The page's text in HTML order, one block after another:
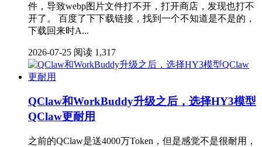
件，导致webp图片文件打不开，打开商店，发现也打不
开了。 百度了下下载链接，找到一个不知道是不是的，
下载回来时A...
2026-07-25 阅读 1,317
QClaw和WorkBuddy升级之后，选择HY3模型
QClaw更耐用
之前的QClaw是送4000万Token，但是感觉不是很耐用，